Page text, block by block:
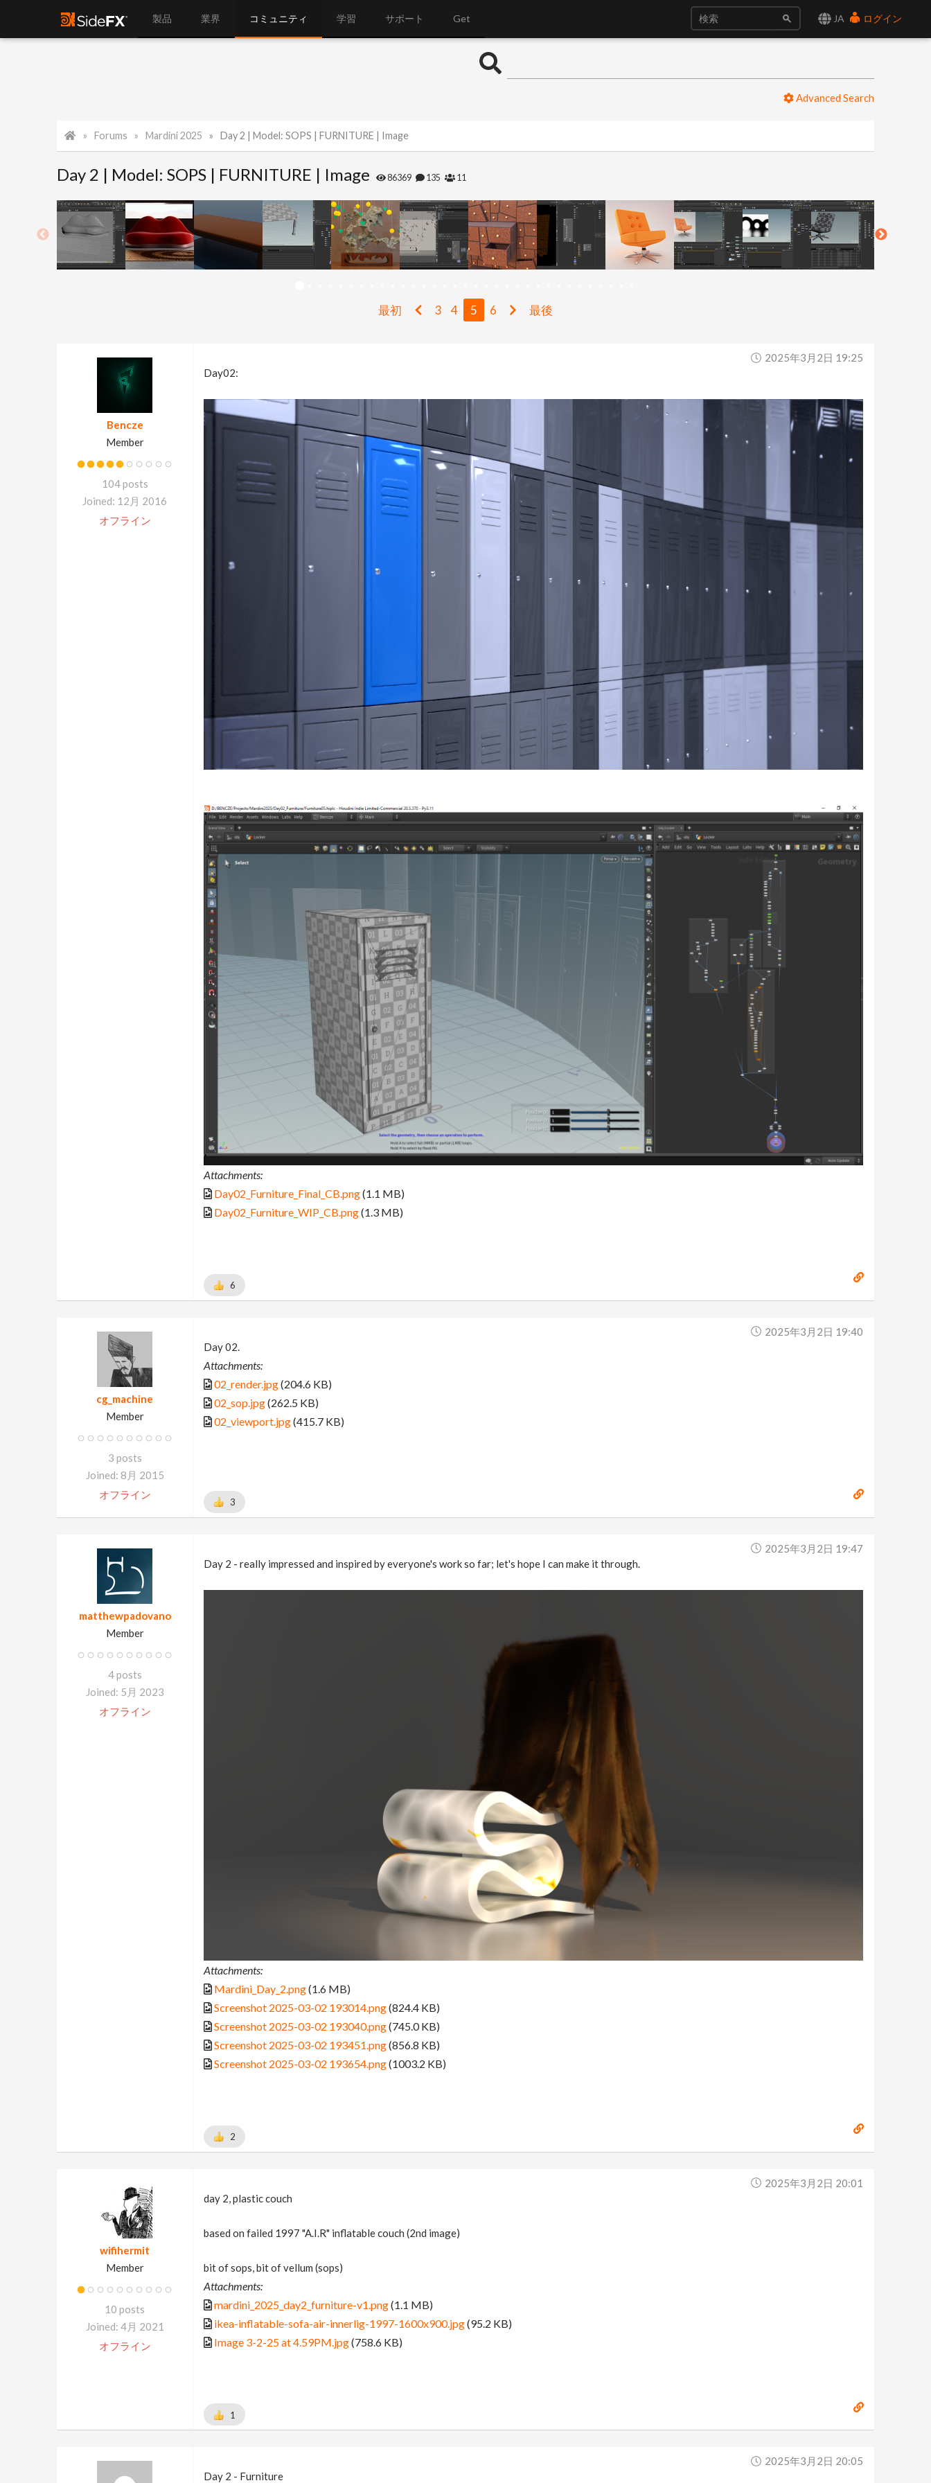
JA ログイン
製品 業界 コミュニティ 学習 サポート Get
Advanced Search
Forums Mardini 2025 Day 2 | Model: SOPS | FURNITURE | Image
Day 2 | Model: SOPS | FURNITURE | Image 86369 135 11
最初 3 4 5 6 最後
Bencze
Member
104 posts
Joined: 12月 2016
オフライン
2025年3月2日 19:25
Day02:
Attachments:
Day02_Furniture_Final_CB.png(1.1 MB)
Day02_Furniture_WIP_CB.png(1.3 MB)
6
cg_machine
Member
3 posts
Joined: 8月 2015
オフライン
2025年3月2日 19:40
Day 02.
Attachments:
02_render.jpg(204.6 KB)
02_sop.jpg(262.5 KB)
02_viewport.jpg(415.7 KB)
3
matthewpadovano
Member
4 posts
Joined: 5月 2023
オフライン
2025年3月2日 19:47
Day 2 - really impressed and inspired by everyone's work so far; let's hope I can make it through.
Attachments:
Mardini_Day_2.png(1.6 MB)
Screenshot 2025-03-02 193014.png(824.4 KB)
Screenshot 2025-03-02 193040.png(745.0 KB)
Screenshot 2025-03-02 193451.png(856.8 KB)
Screenshot 2025-03-02 193654.png(1003.2 KB)
2
wifihermit
Member
10 posts
Joined: 4月 2021
オフライン
2025年3月2日 20:01
day 2, plastic couch
based on failed 1997 "A.I.R" inflatable couch (2nd image)
bit of sops, bit of vellum (sops)
Attachments:
mardini_2025_day2_furniture-v1.png(1.1 MB)
ikea-inflatable-sofa-air-innerlig-1997-1600x900.jpg(95.2 KB)
Image 3-2-25 at 4.59PM.jpg(758.6 KB)
1
2025年3月2日 20:05
Day 2 - Furniture